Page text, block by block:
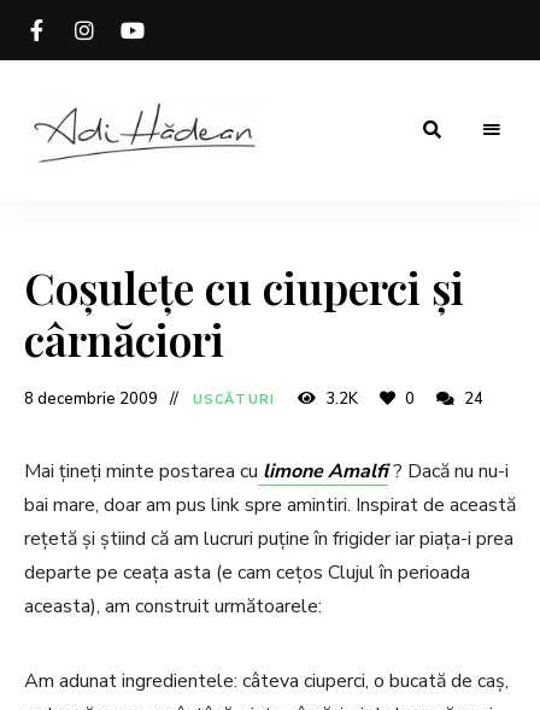
Coșulețe cu ciuperci și
cârnăciori
8 decembrie 2009 USCĂTURI 3.2K 0 24
Mai țineți minte postarea cu limone Amalfi? Dacă nu nu-i
bai mare, doar am pus link spre amintiri. Inspirat de această
rețetă și știind că am lucruri puține în frigider iar piața-i prea
departe pe ceața asta (e cam cețos Clujul în perioada
aceasta), am construit următoarele:
Am adunat ingredientele: câteva ciuperci, o bucată de caș,